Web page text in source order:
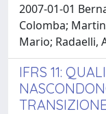
2007-01-01
Colomba;
Mario; Radaelli,
IFRS 11: